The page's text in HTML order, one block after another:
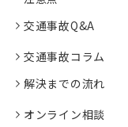
交通事故Q&A
交通事故コラム
解決までの流れ
オンライン相談